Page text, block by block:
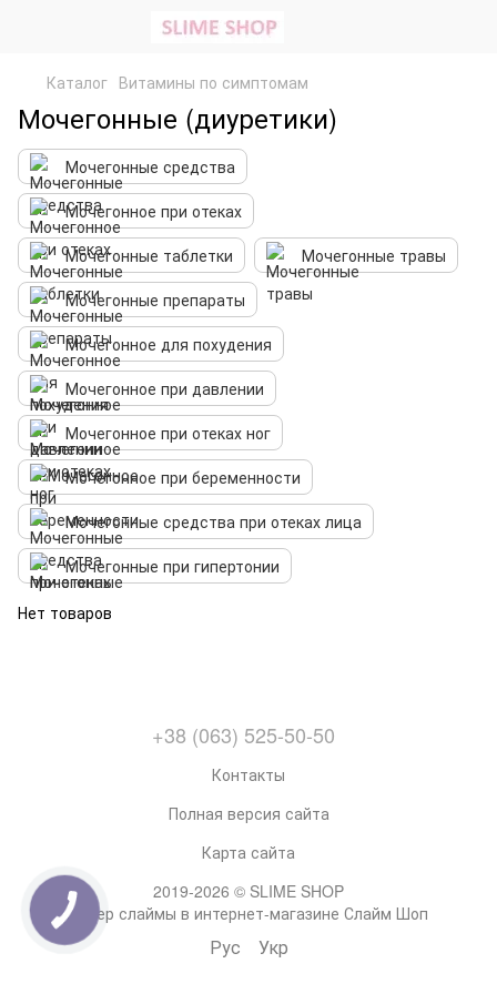
Каталог Витамины по симптомам
Мочегонные (диуретики)
Мочегонные средства
Мочегонное при отеках
Мочегонные таблетки
Мочегонные травы
Мочегонные препараты
Мочегонное для похудения
Мочегонное при давлении
Мочегонное при отеках ног
Мочегонное при беременности
Мочегонные средства при отеках лица
Мочегонные при гипертонии
Нет товаров
+38 (063) 525-50-50
Контакты
Полная версия сайта
Карта сайта
2019-2026 © SLIME SHOP
Супер слаймы в интернет-магазине Слайм Шоп
Рус Укр